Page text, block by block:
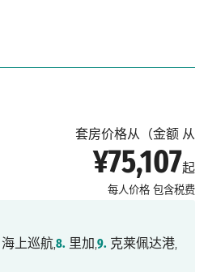
套房价格从（金额 从
¥75,107起
每人价格 包含税费
海上巡航,8. 里加,9. 克莱佩达港,